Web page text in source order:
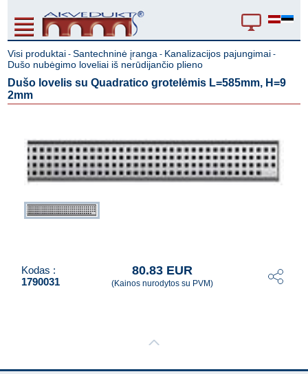
Visi produktai -Santechninė įranga - Kanalizacijos pajungimai -
Dušo nubėgimo loveliai iš nerūdijančio plieno
Dušo lovelis su Quadratico grotelėmis L=585mm, H=9
2mm
Kodas :
1790031
80.83 EUR
(Kainos nurodytos su PVM)